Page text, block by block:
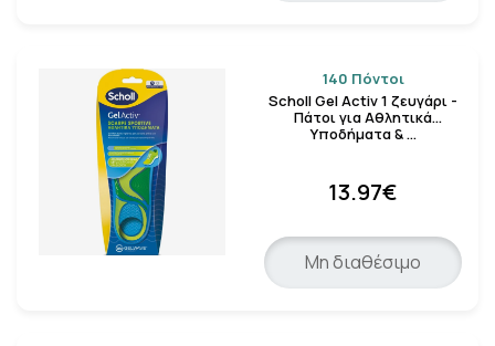
140 Πόντοι
Scholl Gel Activ 1 ζευγάρι -
Πάτοι για Αθλητικά
Υποδήματα & …
13.97€
Μη διαθέσιμο